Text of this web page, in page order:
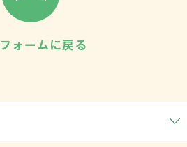
ォームに戻る